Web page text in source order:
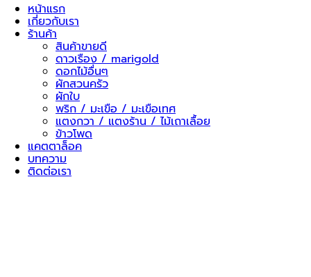
หน้าแรก
เกี่ยวกับเรา
ร้านค้า
สินค้าขายดี
ดาวเรือง / marigold
ดอกไม้อื่นๆ
ผักสวนครัว
ผักใบ
พริก / มะเขือ / มะเขือเทศ
แตงกวา / แตงร้าน / ไม้เถาเลื้อย
ข้าวโพด
แคตตาล็อค
บทความ
ติดต่อเรา